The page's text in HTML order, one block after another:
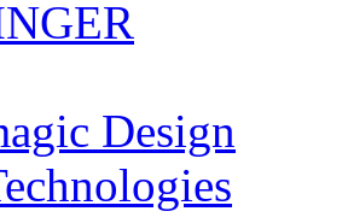
Design